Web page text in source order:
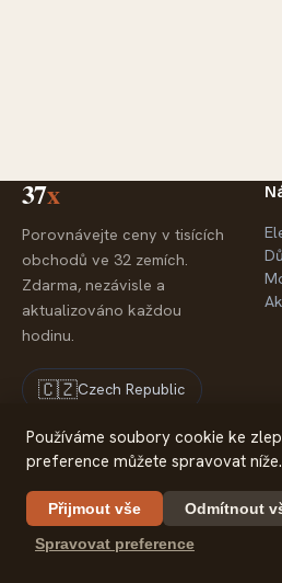
37x
Porovnávejte ceny v tisících
obchodů ve 32 zemích.
Zdarma, nezávisle a
aktualizováno každou
hodinu.
🇨🇿Czech Republic
Společnost
O nás
Partneři
Kontakt
Používáme soubory cookie ke
preference můžete spravovat níže.
Přijmout vše
Odmítnout
Spravovat preference